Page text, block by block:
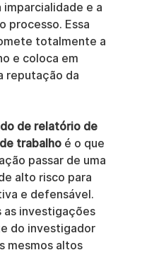
imparcialidade e a
processo. Essa
totalmente a
e coloca em
reputação da
de relatório de
trabalho é o que
passar de uma
alto risco para
e defensável.
as investigações
do investigador
mesmos altos